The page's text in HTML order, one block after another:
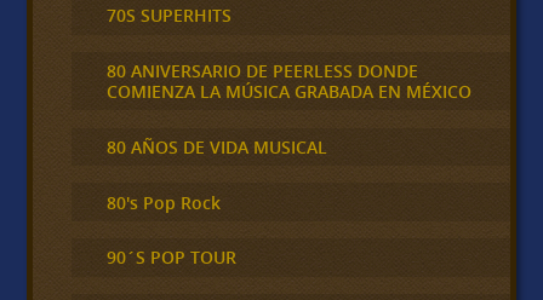
70S SUPERHITS
80 ANIVERSARIO DE PEERLESS DONDE
COMIENZA LA MÚSICA GRABADA EN MÉXICO
80 AÑOS DE VIDA MUSICAL
80's Pop Rock
90´S POP TOUR